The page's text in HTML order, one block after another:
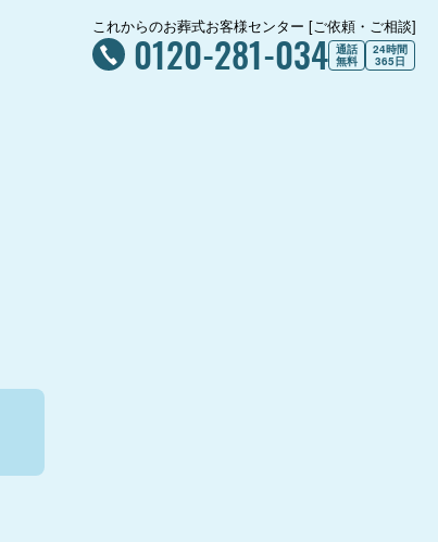
これからのお葬式お客様センター [ご依頼・ご相談]
0120-281-034 通話
無料
24時間
365日